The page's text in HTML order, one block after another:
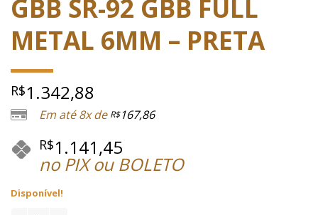
GBB SR-92 GBB FULL
METAL 6MM – PRETA
R$1.342,88
Em até 8x de R$167,86
R$1.141,45
no PIX ou BOLETO
Disponível!